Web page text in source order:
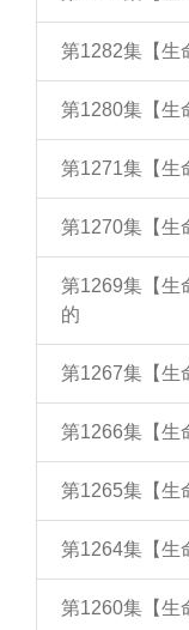
第1282集【生
第1280集【生
第1271集【生
第1270集【生
第1269集【生
的
第1267集【生
第1266集【生
第1265集【生
第1264集【生
第1260集【生